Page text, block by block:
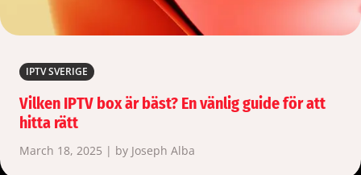
IPTV SVERIGE
Vilken IPTV box är bäst? En vänlig guide för att
hitta rätt
March 18, 2025 | by Joseph Alba